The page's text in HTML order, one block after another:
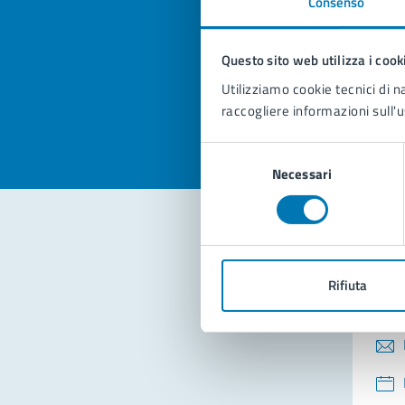
Questo sito web utilizza i
Utilizziamo cookie tecnici di
raccogliere informazioni
consenso
Necessari
Rifiuta